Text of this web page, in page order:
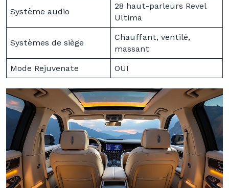
Système audio
28 haut-parleurs Revel
Ultima
Systèmes de siège
Chauffant, ventilé,
massant
Mode Rejuvenate
OUI